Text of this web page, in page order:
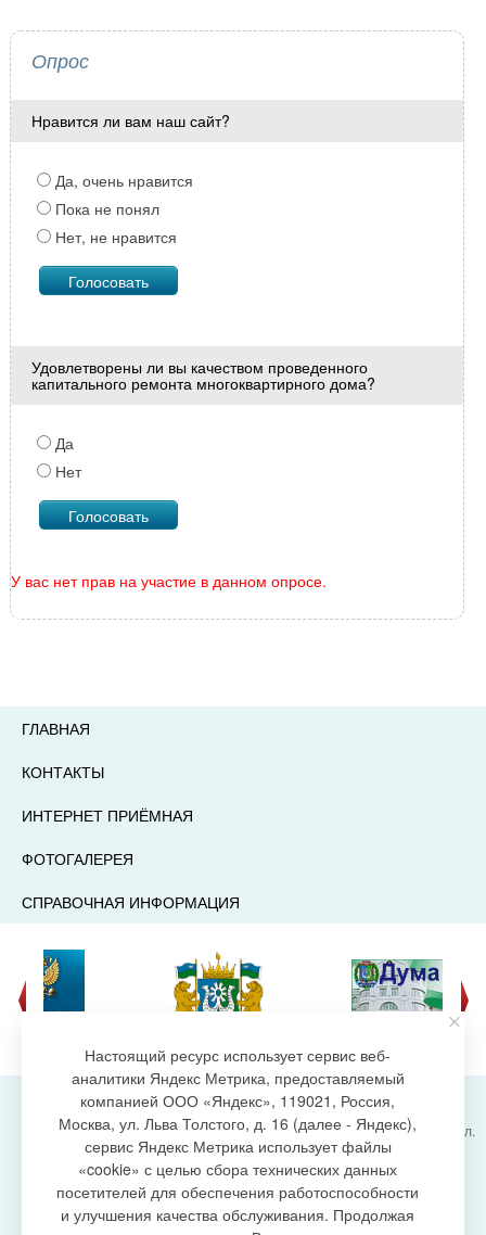
Опрос
Нравится ли вам наш сайт?
Да, очень нравится
Пока не понял
Нет, не нравится
Удовлетворены ли вы качеством проведенного
капитального ремонта многоквартирного дома?
Да
Нет
У вас нет прав на участие в данном опросе.
ГЛАВНАЯ
КОНТАКТЫ
ИНТЕРНЕТ ПРИЁМНАЯ
ФОТОГАЛЕРЕЯ
СПРАВОЧНАЯ ИНФОРМАЦИЯ
создание сайта
Администрация городского поселения Излучинск, ул.
Энергетиков, 6, пгт. Излучинск, Нижневартовский
район,
Ханты-Мансийский автономный округ-Югра
(Тюменская область), 628634
Сетевое изданиеhttps://www.gp-izluchinsk.ru
Настоящий ресурс использует сервис веб-
аналитики Яндекс Метрика, предоставляемый
компанией ООО «Яндекс», 119021, Россия,
Москва, ул. Льва Толстого, д. 16 (далее - Яндекс),
сервис Яндекс Метрика использует файлы
«cookie» с целью сбора технических данных
посетителей для обеспечения работоспособности
и улучшения качества обслуживания. Продолжая